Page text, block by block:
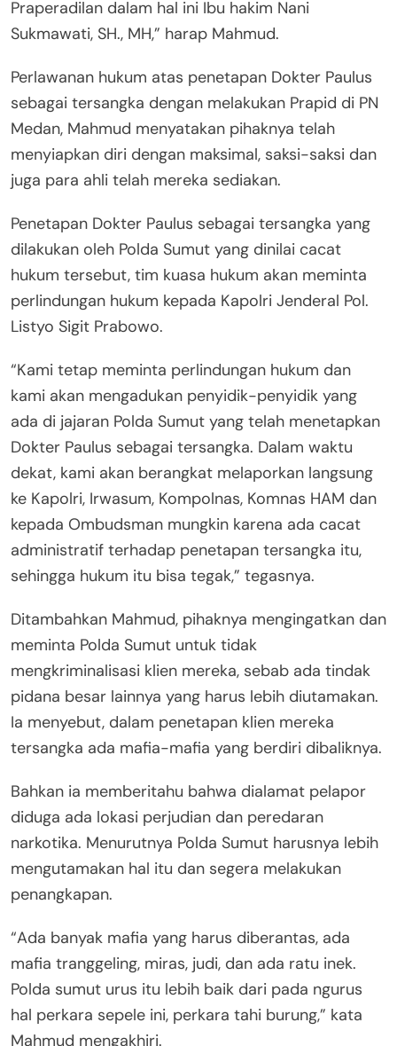
Praperadilan dalam hal ini Ibu hakim Nani
Sukmawati, SH., MH,” harap Mahmud.
Perlawanan hukum atas penetapan Dokter Paulus
sebagai tersangka dengan melakukan Prapid di PN
Medan, Mahmud menyatakan pihaknya telah
menyiapkan diri dengan maksimal, saksi-saksi dan
juga para ahli telah mereka sediakan.
Penetapan Dokter Paulus sebagai tersangka yang
dilakukan oleh Polda Sumut yang dinilai cacat
hukum tersebut, tim kuasa hukum akan meminta
perlindungan hukum kepada Kapolri Jenderal Pol.
Listyo Sigit Prabowo.
“Kami tetap meminta perlindungan hukum dan
kami akan mengadukan penyidik-penyidik yang
ada di jajaran Polda Sumut yang telah menetapkan
Dokter Paulus sebagai tersangka. Dalam waktu
dekat, kami akan berangkat melaporkan langsung
ke Kapolri, Irwasum, Kompolnas, Komnas HAM dan
kepada Ombudsman mungkin karena ada cacat
administratif terhadap penetapan tersangka itu,
sehingga hukum itu bisa tegak,” tegasnya.
Ditambahkan Mahmud, pihaknya mengingatkan dan
meminta Polda Sumut untuk tidak
mengkriminalisasi klien mereka, sebab ada tindak
pidana besar lainnya yang harus lebih diutamakan.
Ia menyebut, dalam penetapan klien mereka
tersangka ada mafia-mafia yang berdiri dibaliknya.
Bahkan ia memberitahu bahwa dialamat pelapor
diduga ada lokasi perjudian dan peredaran
narkotika. Menurutnya Polda Sumut harusnya lebih
mengutamakan hal itu dan segera melakukan
penangkapan.
“Ada banyak mafia yang harus diberantas, ada
mafia tranggeling, miras, judi, dan ada ratu inek.
Polda sumut urus itu lebih baik dari pada ngurus
hal perkara sepele ini, perkara tahi burung,” kata
Mahmud mengakhiri.